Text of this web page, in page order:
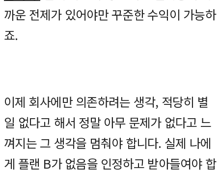
까운 전제가 있어야만 꾸준한 수익이 가능하
죠.
이제 회사에만 의존하려는 생각, 적당히 별
일 없다고 해서 정말 아무 문제가 없다고 느
껴지는 그 생각을 멈춰야 합니다. 실제 나에
게 플랜 B가 없음을 인정하고 받아들여야 합